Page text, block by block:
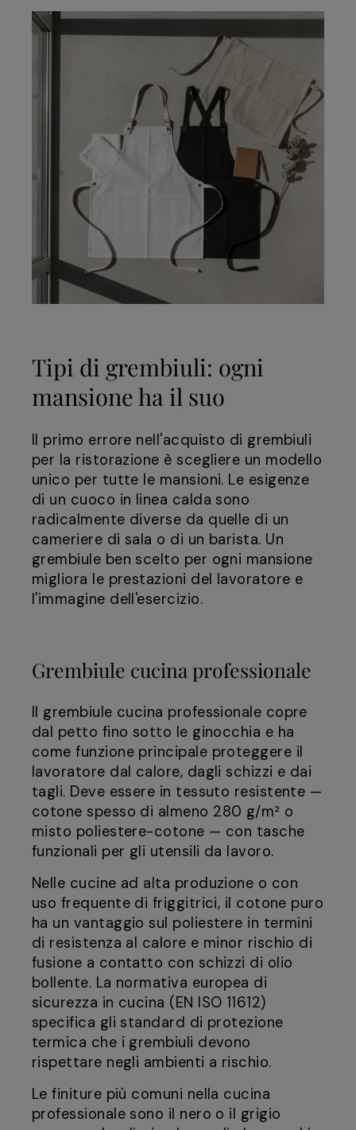
Tipi di grembiuli: ogni
mansione ha il suo
Il primo errore nell'acquisto di grembiuli
per la ristorazione è scegliere un modello
unico per tutte le mansioni. Le esigenze
di un cuoco in linea calda sono
radicalmente diverse da quelle di un
cameriere di sala o di un barista. Un
grembiule ben scelto per ogni mansione
migliora le prestazioni del lavoratore e
l'immagine dell'esercizio.
Grembiule cucina professionale
Il grembiule cucina professionale copre
dal petto fino sotto le ginocchia e ha
come funzione principale proteggere il
lavoratore dal calore, dagli schizzi e dai
tagli. Deve essere in tessuto resistente —
cotone spesso di almeno 280 g/m² o
misto poliestere-cotone — con tasche
funzionali per gli utensili da lavoro.
Nelle cucine ad alta produzione o con
uso frequente di friggitrici, il cotone puro
ha un vantaggio sul poliestere in termini
di resistenza al calore e minor rischio di
fusione a contatto con schizzi di olio
bollente. La normativa europea di
sicurezza in cucina (EN ISO 11612)
specifica gli standard di protezione
termica che i grembiuli devono
rispettare negli ambienti a rischio.
Le finiture più comuni nella cucina
professionale sono il nero o il grigio